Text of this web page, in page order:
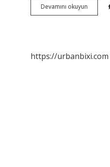
Devamını okuyun Gelenek
ve
?
https://urbanbixi.com